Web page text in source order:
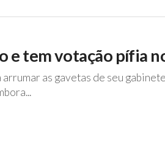
e tem votação pífia
as gavetas de seu